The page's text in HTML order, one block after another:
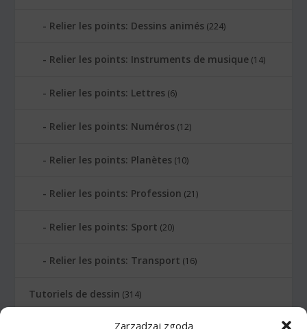
Zarządzaj zgodą
Relier les points: Dessins animés (224)
Relier les points: Instruments de musique (14)
Relier les points: Lettres (6)
Relier les points: Numéros (12)
Relier les points: Planètes (10)
Relier les points: Profession (21)
Relier les points: Sport (20)
Relier les points: Transport (16)
Tutoriels de dessin (314)